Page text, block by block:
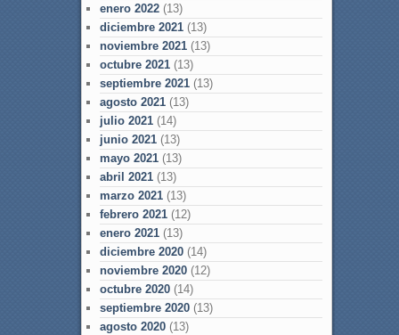
enero 2022(13)
diciembre 2021(13)
noviembre 2021(13)
octubre 2021(13)
septiembre 2021(13)
agosto 2021(13)
julio 2021(14)
junio 2021(13)
mayo 2021(13)
abril 2021(13)
marzo 2021(13)
febrero 2021(12)
enero 2021(13)
diciembre 2020(14)
noviembre 2020(12)
octubre 2020(14)
septiembre 2020(13)
agosto 2020(13)